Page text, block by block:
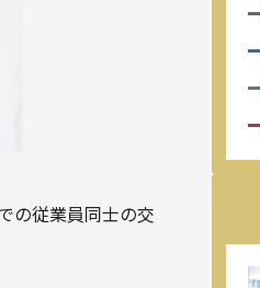
の従業員同士の交